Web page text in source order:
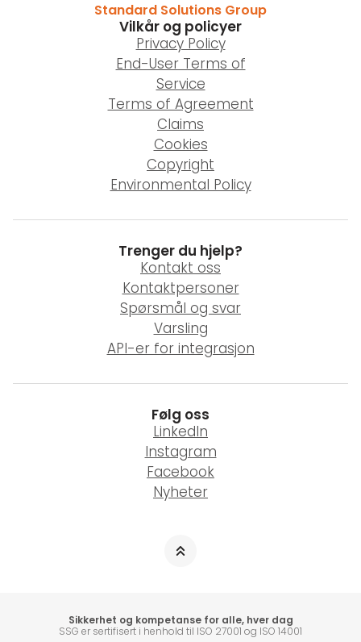
Standard Solutions Group
Vilkår og policyer
Privacy Policy
End-User Terms of
Service
Terms of Agreement
Claims
Cookies
Copyright
Environmental Policy
Trenger du hjelp?
Kontakt oss
Kontaktpersoner
Spørsmål og svar
Varsling
API-er for integrasjon
Følg oss
LinkedIn
Instagram
Facebook
Nyheter
Sikkerhet og kompetanse for alle, hver dag
SSG er sertifisert i henhold til ISO 27001 og ISO 14001